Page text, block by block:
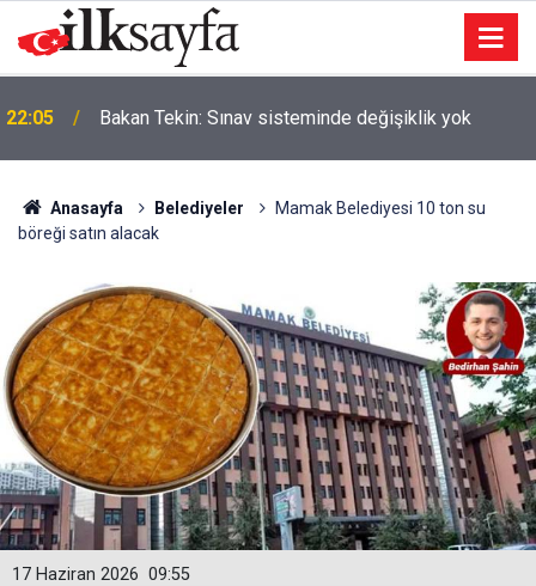
22:05 Bakan Tekin: Sınav sisteminde değişiklik yok
Anasayfa Belediyeler
Mamak Belediyesi 10 ton su
böreği satın alacak
09:55
17 Haziran 2026